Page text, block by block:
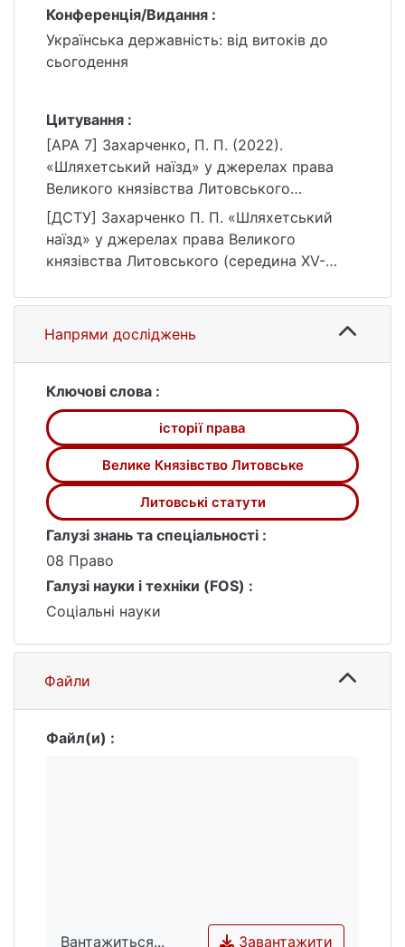
Конференція/Видання :
Українська державність: від витоків до
сьогодення
Цитування :
[APA 7] Захарченко, П. П. (2022).
«Шляхетський наїзд» у джерелах права
Великого князівства Литовського
(середина ХV- перша третина XVI ст. ). У
Українська державність: від витоків до
сьогодення.
https://ir.library.knu.ua/handle/15071834/596
4
[ДСТУ] Захарченко П. П. «Шляхетський
наїзд» у джерелах права Великого
князівства Литовського (середина ХV-
державність: від витоків до сьогодення :
матеріали конф. Київ, 2022. URL:
https://ir.library.knu.ua/handle/15071834/596
Напрями досліджень
Ключові слова :
історії права
Велике Князівство Литовське
Литовські статути
Галузі знань та спеціальності :
08 Право
Галузі науки і техніки (FOS) :
Соціальні науки
Файли
Файл(и) :
Вантажиться...
Завантажити